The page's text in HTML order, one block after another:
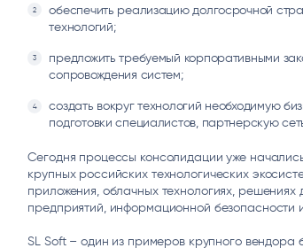
обеспечить реализацию долгосрочной
технологий;
предложить требуемый корпоративными
сопровождения систем;
создать вокруг технологий необходимую
подготовки специалистов, партнерскую
Сегодня процессы консолидации уже
крупных российских технологических
приложения, облачных технологиях,
предприятий, информационной безопасности
SL Soft – один из примеров крупного